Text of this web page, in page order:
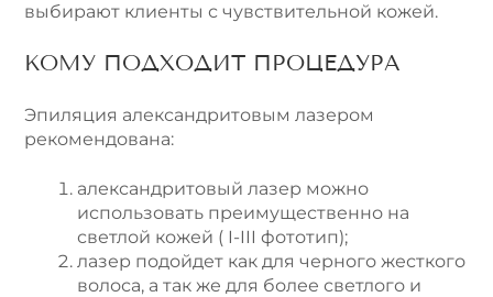
выбирают клиенты с чувствительной кожей.
КОМУ ПОДХОДИТ ПРОЦЕДУРА
Эпиляция александритовым лазером
рекомендована:
александритовый лазер можно
использовать преимущественно на
светлой кожей ( I-III фототип);
лазер подойдет как для черного жесткого
волоса, а так же для более светлого и